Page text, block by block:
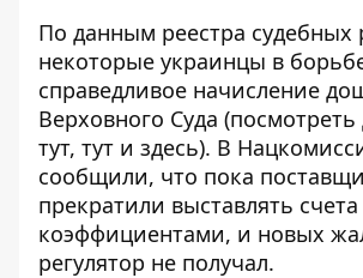
По данным реестра
некоторые украинцы в
справедливое начисление
Верховного Суда
тут, тут и здесь). В
сообщили, что пока
прекратили выставлять счета
коэффициентами, и новых
регулятор не получал.